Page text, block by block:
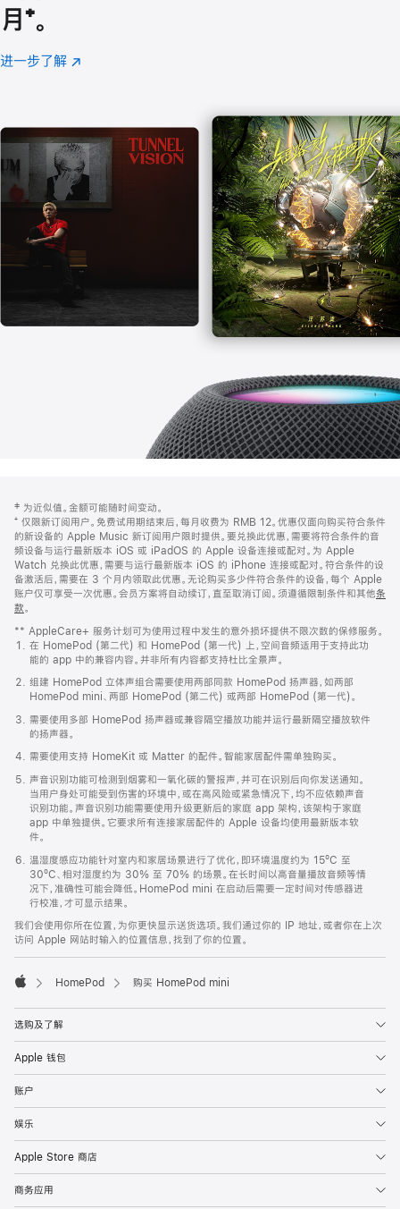
月 脚
注
⁺。
进一步了解 Apple
(在
口
中
打
开)
页
页
脚
注
‡ 为近似值。金额可能随时间变动。
⁺ 仅限新订阅用户。免费试用期结束后，每月收费为 RMB 12。优惠仅面向购买符合条件
的新设备的 Apple Music 新订阅用户限时提供。要兑换此优惠，需要将符合条件的音
频设备与运行最新版本 iOS 或 iPadOS 的 Apple 设备连接或配对。为 Apple
Watch 兑换此优惠，需要与运行最新版本 iOS 的 iPhone 连接或配对。符合条件的设
备激活后，需要在 3 个月内领取此优惠。无论购买多少件符合条件的设备，每个 Apple
账户仅可享受一次优惠。会员方案将自动续订，直至取消订阅。须遵循限制条件和其他条
款。
窗
口
中
打
开)
** AppleCare+ 服务计划可为使用过程中发生的意外损坏提供不限次数的保修服务。
在 HomePod (第二代) 和 HomePod (第一代) 上，空间音频适用于支持此功
能的 app 中的兼容内容。并非所有内容都支持杜比全景声。
组建 HomePod 立体声组合需要使用两部同款 HomePod 扬声器，如两部
HomePod mini、两部 HomePod (第二代) 或两部 HomePod (第一代)。
需要使用多部 HomePod 扬声器或兼容隔空播放功能并运行最新隔空播放软件
的扬声器。
需要使用支持 HomeKit 或 Matter 的配件。智能家居配件需单独购买。
声音识别功能可检测到烟雾和一氧化碳的警报声，并可在识别后向你发送通知。
当用户身处可能受到伤害的环境中，或在高风险或紧急情况下，均不应依赖声音
识别功能。声音识别功能需要使用升级更新后的家庭 app 架构，该架构于家庭
app 中单独提供。它要求所有连接家居配件的 Apple 设备均使用最新版本软
件。
温湿度感应功能针对室内和家居场景进行了优化，即环境温度约为 15ºC 至
30ºC、相对湿度约为 30% 至 70% 的场景。在长时间以高音量播放音频等情
况下，准确性可能会降低。HomePod mini 在启动后需要一定时间对传感器进
行校准，才可显示结果。
我们会使用你所在位置，为你更快显示送货选项。我们通过你的 IP 地址，或者你在上次
访问 Apple 网站时输入的位置信息，找到了你的位置。
HomePod 购买 HomePod mini
选购及了解
Apple 钱包
账户
娱乐
Apple Store 商店
商务应用